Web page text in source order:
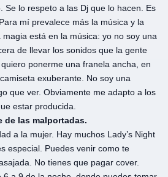
Se lo respeto a las Dj que lo hacen. Es
mí prevalece más la música y la
está en la música: yo no soy una
de llevar los sonidos que la gente
ponerme una franela ancha, en
exuberante. No soy una
que ver. Obviamente me adapto a los
estar producida.
las malportadas.
a la mujer. Hay muchos Lady’s Night
especial. Puedes venir como te
No tienes que pagar cover.